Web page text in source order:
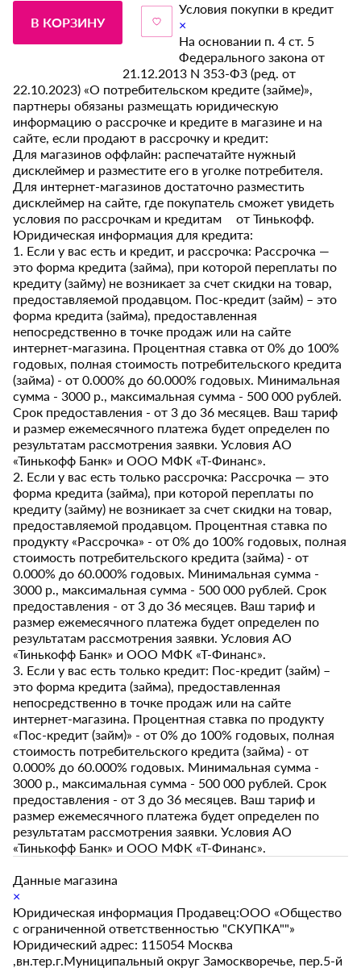
В КОРЗИНУ
Условия покупки в кредит
×
На основании п. 4 ст. 5
Федерального закона от
21.12.2013 N 353-ФЗ (ред. от
22.10.2023) «О потребительском кредите (займе)»,
партнеры обязаны размещать юридическую
информацию о рассрочке и кредите в магазине и на
сайте, если продают в рассрочку и кредит:
Для магазинов оффлайн: распечатайте нужный
дисклеймер и разместите его в уголке потребителя.
Для интернет-магазинов достаточно разместить
дисклеймер на сайте, где покупатель сможет увидеть
условия по рассрочкам и кредитам от Тинькофф.
Юридическая информация для кредита:
1. Если у вас есть и кредит, и рассрочка: Рассрочка —
это форма кредита (займа), при которой переплаты по
кредиту (займу) не возникает за счет скидки на товар,
предоставляемой продавцом. Пос-кредит (займ) – это
форма кредита (займа), предоставленная
непосредственно в точке продаж или на сайте
интернет-магазина. Процентная ставка от 0% до 100%
годовых, полная стоимость потребительского кредита
(займа) - от 0.000% до 60.000% годовых. Минимальная
сумма - 3000 р., максимальная сумма - 500 000 рублей.
Срок предоставления - от 3 до 36 месяцев. Ваш тариф
и размер ежемесячного платежа будет определен по
результатам рассмотрения заявки. Условия АО
«Тинькофф Банк» и ООО МФК «Т-Финанс».
2. Если у вас есть только рассрочка: Рассрочка — это
форма кредита (займа), при которой переплаты по
кредиту (займу) не возникает за счет скидки на товар,
предоставляемой продавцом. Процентная ставка по
продукту «Рассрочка» - от 0% до 100% годовых, полная
стоимость потребительского кредита (займа) - от
0.000% до 60.000% годовых. Минимальная сумма -
3000 р., максимальная сумма - 500 000 рублей. Срок
предоставления - от 3 до 36 месяцев. Ваш тариф и
размер ежемесячного платежа будет определен по
результатам рассмотрения заявки. Условия АО
«Тинькофф Банк» и ООО МФК «Т-Финанс».
3. Если у вас есть только кредит: Пос-кредит (займ) –
это форма кредита (займа), предоставленная
непосредственно в точке продаж или на сайте
интернет-магазина. Процентная ставка по продукту
«Пос-кредит (займ)» - от 0% до 100% годовых, полная
стоимость потребительского кредита (займа) - от
0.000% до 60.000% годовых. Минимальная сумма -
3000 р., максимальная сумма - 500 000 рублей. Срок
предоставления - от 3 до 36 месяцев. Ваш тариф и
размер ежемесячного платежа будет определен по
результатам рассмотрения заявки. Условия АО
«Тинькофф Банк» и ООО МФК «Т-Финанс».
Данные магазина
×
Юридическая информация Продавец:ООО «Общество
с ограниченной ответственностью "СКУПКА""»
Юридический адрес: 115054 Москва
,вн.тер.г.Муниципальный округ Замоскворечье, пер.5-й